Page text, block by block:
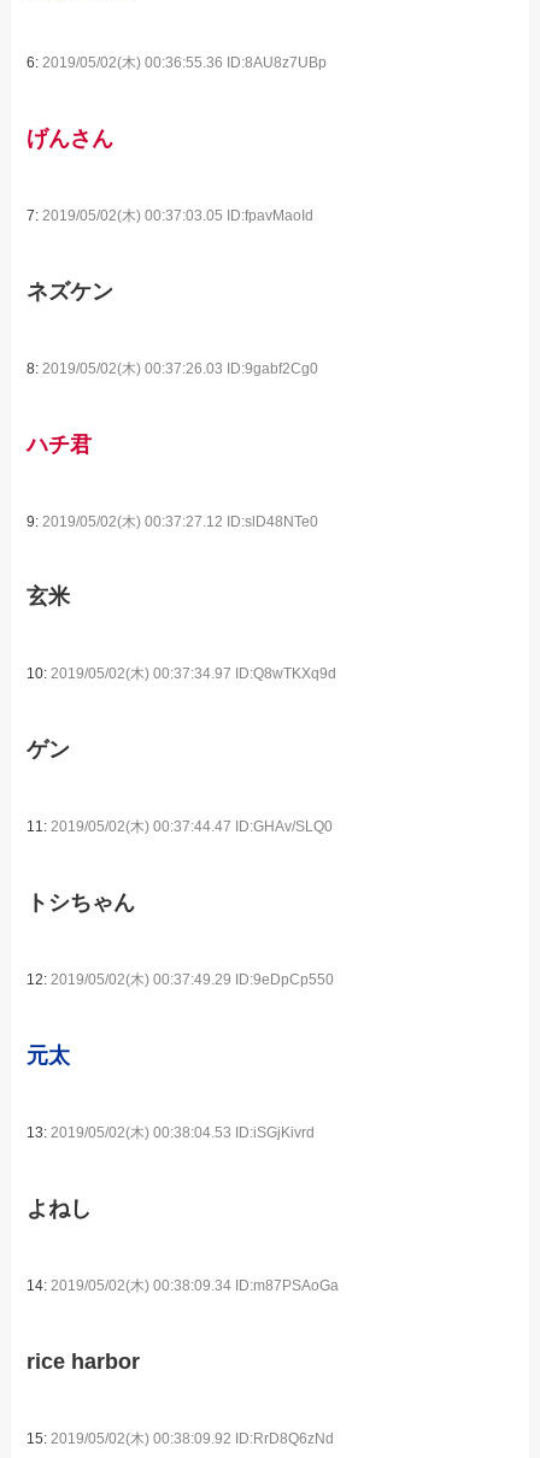
6:2019/05/02(木) 00:36:55.36 ID:8AU8z7UBp
げんさん
7:2019/05/02(木) 00:37:03.05 ID:fpavMaoId
ネズケン
8: 2019/05/02(木) 00:37:26.03 ID:9gabf2Cg0
ハチ君
9: 2019/05/02(木) 00:37:27.12 ID:slD48NTe0
玄米
10:2019/05/02(木) 00:37:34.97 ID:Q8wTKXq9d
ゲン
11:2019/05/02(木) 00:37:44.47 ID:GHAv/SLQ0
トシちゃん
12:2019/05/02(木) 00:37:49.29 ID:9eDpCp550
元太
13:2019/05/02(木) 00:38:04.53 ID:iSGjKivrd
よねし
14: 2019/05/02(木) 00:38:09.34 ID:m87PSAoGa
rice harbor
15: 2019/05/02(木) 00:38:09.92 ID:RrD8Q6zNd